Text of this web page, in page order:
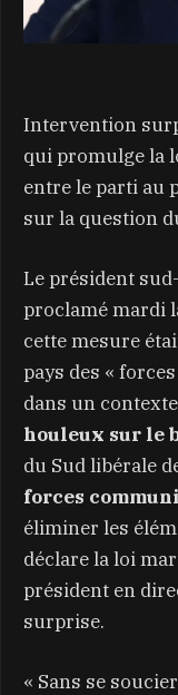
Intervention
qui promulge la
entre le parti au
sur la question
Le président
proclamé mardi
cette mesure
pays des «
dans un
houleux sur le
du Sud libérale
forces
éliminer les
déclare la loi
président en
surprise.
« Sans se